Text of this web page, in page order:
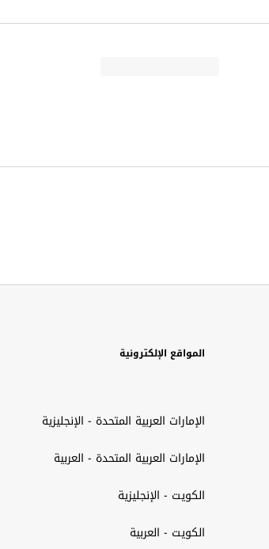
المواقع الإلكترونية
الإمارات العربية المتحدة - الإنجليزية
الإمارات العربية المتحدة - العربية
الكويت - الإنجليزية
الكويت - العربية